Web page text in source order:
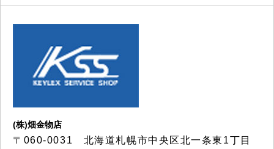
(株)畑金物店
〒060-0031 北海道札幌市中央区北一条東1丁目